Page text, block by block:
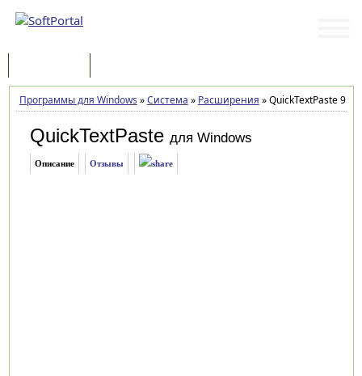
Программы для Windows »Система » Расширения »QuickTextPaste 9.55
QuickTextPaste для Windows
Описание Отзывы